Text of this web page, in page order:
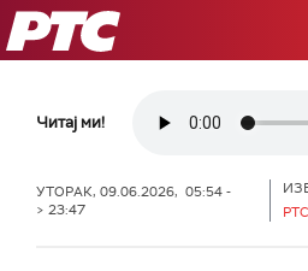
РТС
Читај ми!
УТОРАК, 09.06.2026, 05:54 -
> 23:47
РТС